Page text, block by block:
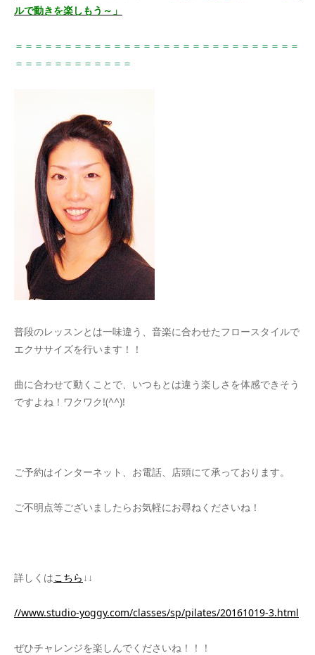
ルで動きを楽しもう～」
＝＝＝＝＝＝＝＝＝＝＝＝＝＝＝＝＝＝＝＝＝＝＝＝＝＝＝＝＝
＝＝＝＝＝＝＝＝＝＝＝＝
普段のレッスンとは一味違う、音楽に合わせたフロースタイルで
エクササイズを行います！！
曲に合わせて動くことで、いつもとは違う楽しさを体感できそう
ですよね！ワクワク!(^^)!
ご予約はインターネット、お電話、店頭にて承っております。
ご不明点等ございましたらお気軽にお尋ねくださいね！
詳しくはこちら ↓↓
//www.studio-yoggy.com/classes/sp/pilates/20161019-3.html
ぜひチャレンジを楽しんでくださいね！！！